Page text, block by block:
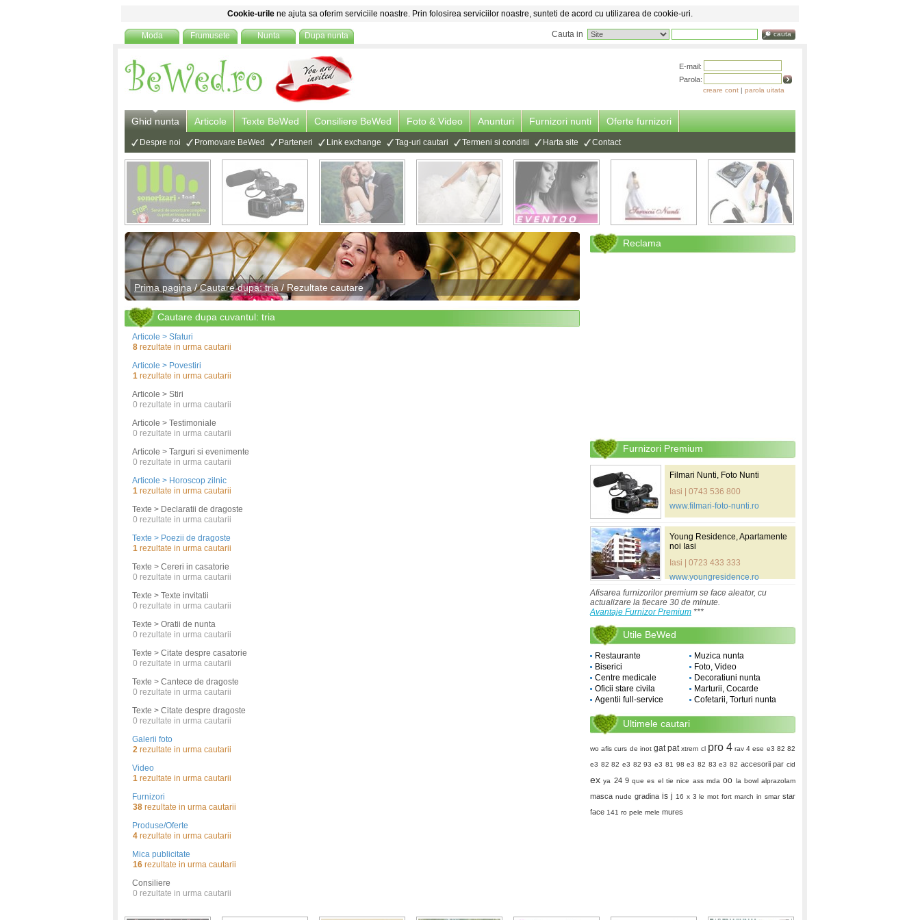
Cookie-urile ne ajuta sa oferim serviciile noastre. Prin folosirea serviciilor noastre, sunteti de acord cu utilizarea de cookie-uri.
Moda Frumusete Nunta Dupa nunta Cauta in cauta
E-mail:
Parola:
creare cont | parola uitata
Ghid nunta Articole Texte BeWed Consiliere BeWed Foto & Video Anunturi Furnizori nunti Oferte furnizori
Despre noi Promovare BeWed Parteneri Link exchange Tag-uri cautari Termeni si conditii Harta site Contact
Prima pagina/Cautare dupa: tria / Rezultate cautare
Cautare dupa cuvantul: tria
Articole > Sfaturi
8 rezultate in urma cautarii
Articole > Povestiri
1 rezultate in urma cautarii
Articole > Stiri
0 rezultate in urma cautarii
Articole > Testimoniale
0 rezultate in urma cautarii
Articole > Targuri si evenimente
0 rezultate in urma cautarii
Articole > Horoscop zilnic
1 rezultate in urma cautarii
Texte > Declaratii de dragoste
0 rezultate in urma cautarii
Texte > Poezii de dragoste
1 rezultate in urma cautarii
Texte > Cereri in casatorie
0 rezultate in urma cautarii
Texte > Texte invitatii
0 rezultate in urma cautarii
Texte > Oratii de nunta
0 rezultate in urma cautarii
Texte > Citate despre casatorie
0 rezultate in urma cautarii
Texte > Cantece de dragoste
0 rezultate in urma cautarii
Texte > Citate despre dragoste
0 rezultate in urma cautarii
Galerii foto
2 rezultate in urma cautarii
Video
1 rezultate in urma cautarii
Furnizori
38 rezultate in urma cautarii
Produse/Oferte
4 rezultate in urma cautarii
Mica publicitate
16 rezultate in urma cautarii
Consiliere
0 rezultate in urma cautarii
Reclama
Furnizori Premium
Filmari Nunti, Foto Nunti
Iasi | 0743 536 800
www.filmari-foto-nunti.ro
Young Residence, Apartamente
noi Iasi
Iasi | 0723 433 333
www.youngresidence.ro
Afisarea furnizorilor premium se face aleator, cu
actualizare la fiecare 30 de minute.
Avantaje Furnizor Premium ***
Utile BeWed
Restaurante
Biserici
Centre medicale
Oficii stare civila
Agentii full-service
Muzica nunta
Foto, Video
Decoratiuni nunta
Marturii, Cocarde
Cofetarii, Torturi nunta
Ultimele cautari
wo afis curs de inot gat pat xtrem cl pro 4 rav 4 ese e3 82 82
e3 82 82 e3 82 93 e3 81 98 e3 82 83 e3 82 accesorii par cid
ex ya 24 9 que es el tie nice ass mda oo la bowl alprazolam
masca nude gradina is j 16 x 3 le mot fort march in smar star
face 141 ro pele mele mures